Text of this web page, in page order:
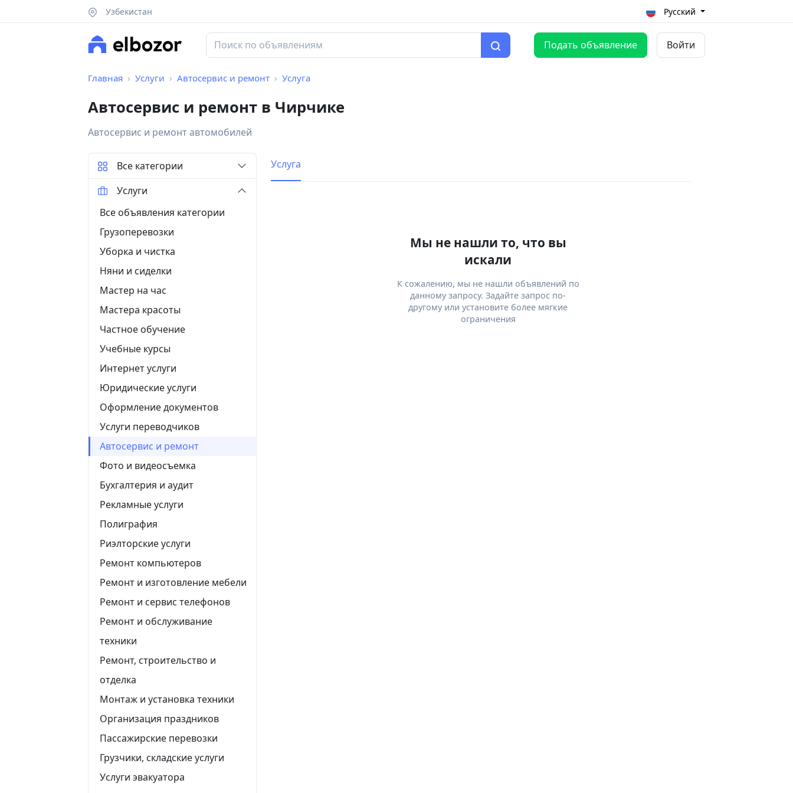
Узбекистан Русский
Подать объявление Войти
Главная Услуги Автосервис и ремонт Услуга
Автосервис и ремонт в Чирчике
Автосервис и ремонт автомобилей
Услуга
Мы не нашли то, что вы
искали
К сожалению, мы не нашли объявлений по
данному запросу. Задайте запрос по-
другому или установите более мягкие
ограничения
Все категории
Услуги
Все объявления категории
Грузоперевозки
Уборка и чистка
Няни и сиделки
Мастер на час
Мастера красоты
Частное обучение
Учебные курсы
Интернет услуги
Юридические услуги
Оформление документов
Услуги переводчиков
Автосервис и ремонт
Фото и видеосъемка
Бухгалтерия и аудит
Рекламные услуги
Полиграфия
Риэлторские услуги
Ремонт компьютеров
Ремонт и изготовление мебели
Ремонт и сервис телефонов
Ремонт и обслуживание
техники
Ремонт, строительство и
отделка
Монтаж и установка техники
Организация праздников
Пассажирские перевозки
Грузчики, складские услуги
Услуги эвакуатора